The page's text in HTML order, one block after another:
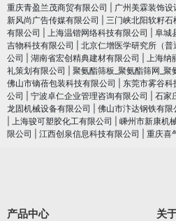
重庆青盈兰茂商贸有限公司 广州美霖装饰设
新风尚广告传媒有限公司
三门峡北阳软籽石
有限公司
上海温锴网络科技有限公司 阜城
吉物科技有限公司
北京仁增医学研究所（普
公司
湖南省宏创精典建材有限公司 上海纳
礼策划有限公司
聚氨酯筛板_聚氨酯筛网_聚
佛山市镝蓓包装科技有限公司
东莞市雾谷科
公司
宁波卓仁企业管理咨询有限公司 石家
龙固机械设备有限公司
佛山市汴达钢铁有限
上海骏可塑胶化工有限公司 嵊州市新康机
限公司
江西创泉信息科技有限公司 重庆喜
产品中心 关